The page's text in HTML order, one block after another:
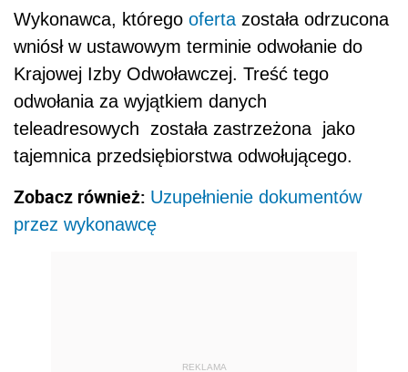
Wykonawca, którego oferta została odrzucona
wniósł w ustawowym terminie odwołanie do
Krajowej Izby Odwoławczej. Treść tego
odwołania za wyjątkiem danych
teleadresowych została zastrzeżona jako
tajemnica przedsiębiorstwa odwołującego.
Zobacz również: Uzupełnienie dokumentów
przez wykonawcę
REKLAMA